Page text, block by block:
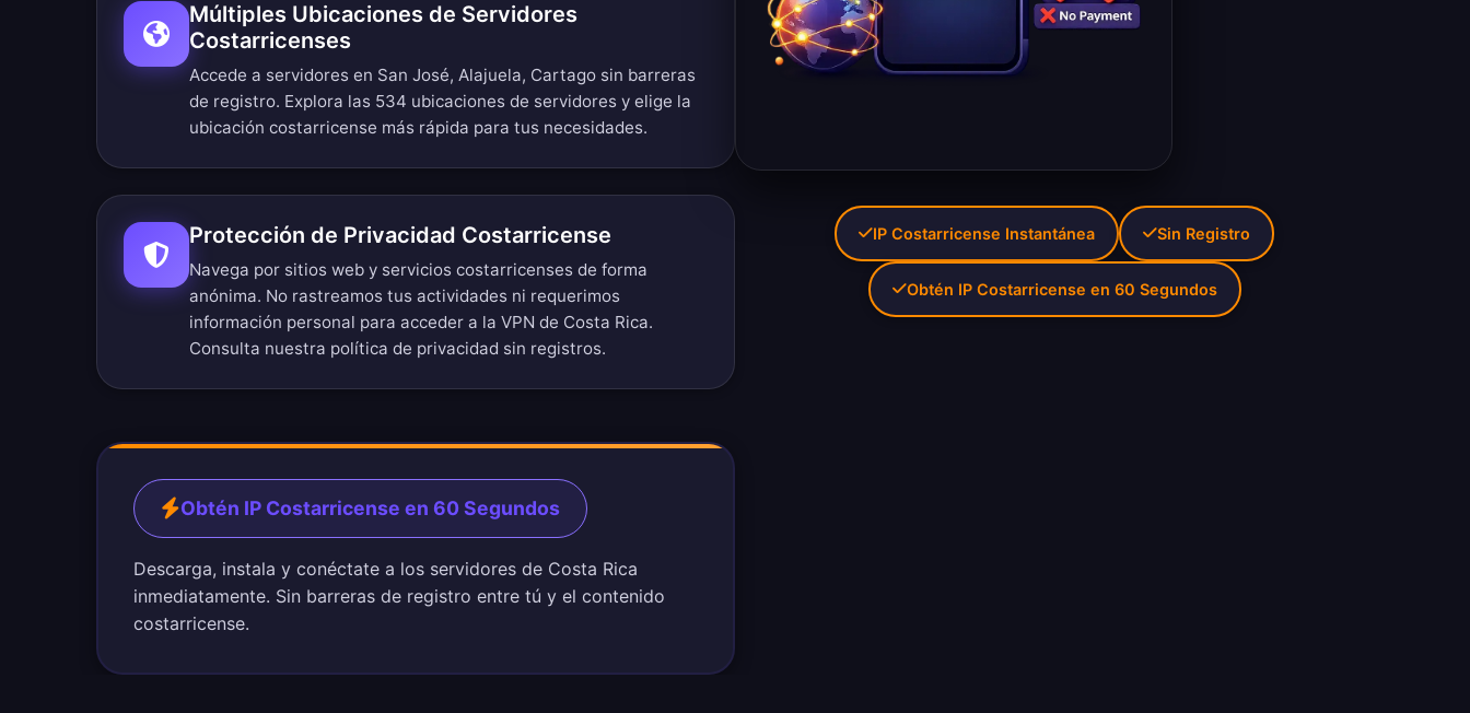
Múltiples Ubicaciones de Servidores
Costarricenses
Accede a servidores en San José, Alajuela, Cartago sin barreras
de registro. Explora las 534 ubicaciones de servidores y elige la
ubicación costarricense más rápida para tus necesidades.
Protección de Privacidad Costarricense
Navega por sitios web y servicios costarricenses de forma
anónima. No rastreamos tus actividades ni requerimos
información personal para acceder a la VPN de Costa Rica.
Consulta nuestra política de privacidad sin registros.
Obtén IP Costarricense en 60 Segundos
Descarga, instala y conéctate a los servidores de Costa Rica
inmediatamente. Sin barreras de registro entre tú y el contenido
costarricense.
IP Costarricense Instantánea Sin Registro
Obtén IP Costarricense en 60 Segundos